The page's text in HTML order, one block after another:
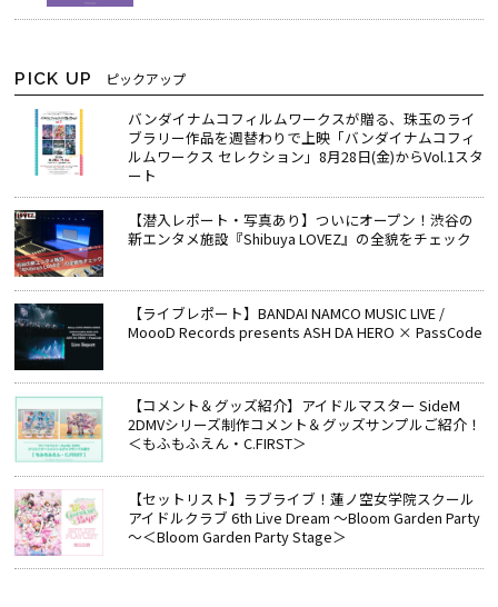
PICK UP ピックアップ
バンダイナムコフィルムワークスが贈る、珠玉のライ
ブラリー作品を週替わりで上映「バンダイナムコフィ
ルムワークス セレクション」8月28日(金)からVol.1スタ
ート
【潜入レポート・写真あり】ついにオープン！渋谷の
新エンタメ施設『Shibuya LOVEZ』の全貌をチェック
【ライブレポート】BANDAI NAMCO MUSIC LIVE /
MoooD Records presents ASH DA HERO × PassCode
【コメント＆グッズ紹介】アイドルマスター SideM
2DMVシリーズ制作コメント＆グッズサンプルご紹介！
＜もふもふえん・C.FIRST＞
【セットリスト】ラブライブ！蓮ノ空女学院スクール
アイドルクラブ 6th Live Dream ～Bloom Garden Party
～＜Bloom Garden Party Stage＞